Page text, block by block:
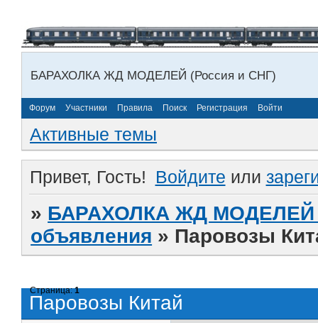
БАРАХОЛКА ЖД МОДЕЛЕЙ (Россия и СНГ)
Форум Участники Правила Поиск Регистрация Войти
Активные темы
Привет, Гость! Войдите или
» БАРАХОЛКА ЖД МОДЕЛЕЙ
объявления » Паровозы
Паровозы Китай
Страница:1